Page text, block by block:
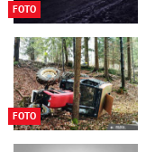
FOTO
FOTO